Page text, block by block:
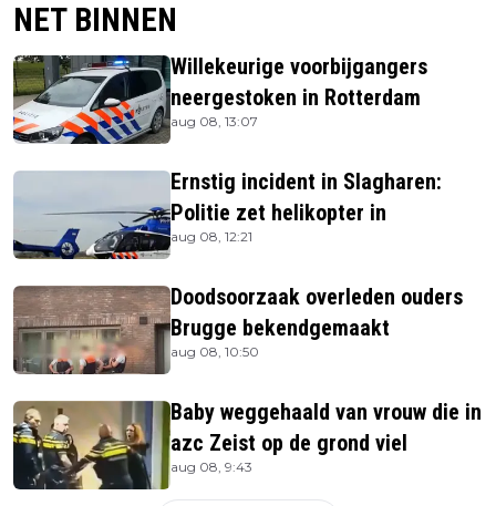
NET BINNEN
Willekeurige voorbijgangers
neergestoken in Rotterdam
aug 08, 13:07
Ernstig incident in Slagharen:
Politie zet helikopter in
aug 08, 12:21
Doodsoorzaak overleden ouders
Brugge bekendgemaakt
aug 08, 10:50
Baby weggehaald van vrouw die in
azc Zeist op de grond viel
aug 08, 9:43